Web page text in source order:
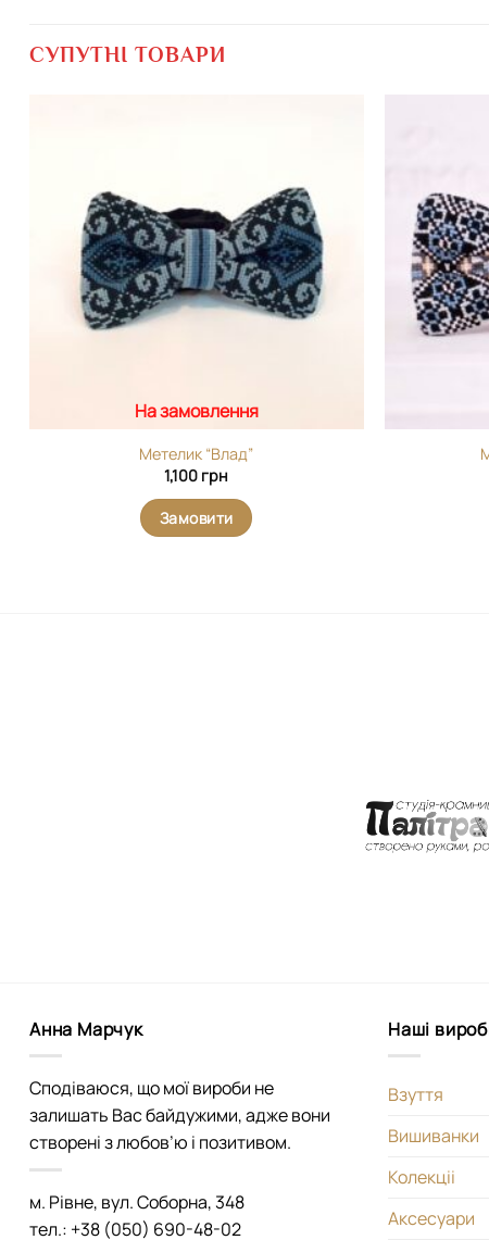
СУПУТНІ ТОВАРИ
вибране
На замовлення
Метелик “Влад”
1,100 грн
Замовити
Анна Марчук
Сподіваюся, що мої вироби не
залишать Вас байдужими, адже вони
створені з любов’ю і позитивом.
м. Рівне, вул. Соборна, 348
тел.: +38 (050) 690-48-02
Наші
Взуття
Вишиванки
Колекціі
Аксесуари